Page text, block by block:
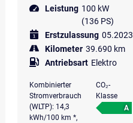
Leistung 100 kW
(136 PS)
Erstzulassung 05.2023
Kilometer 39.690 km
Antriebsart Elektro
Kombinierter
Stromverbrauch
(WLTP): 14,3
kWh/100 km *,
CO₂-
Klasse
A